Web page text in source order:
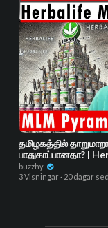
தமிழகத்தில்
பாதுகாப்பானதா? |
buzzhy
3 Visningar· 20 dagar